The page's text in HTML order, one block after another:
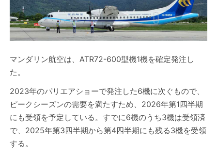
マンダリン航空は、ATR72-600型機1機を確定発注し
た。
2023年のパリエアショーで発注した6機に次ぐもので、
ピークシーズンの需要を満たすため、2026年第1四半期
にも受領を予定している。すでに6機のうち3機は受領済
で、2025年第3四半期から第4四半期にも残る3機を受領
する。